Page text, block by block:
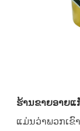
ຮ້ານຂາຍອາຍແ
ແມ່ນວ່າພວກເ